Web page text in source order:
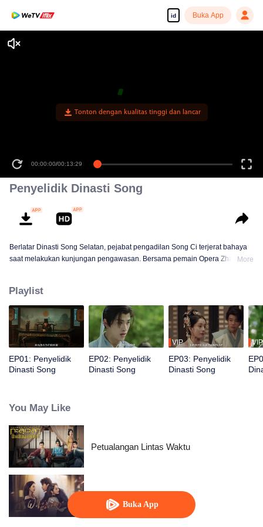
id Buka App
Buka App
Tonton dengan kualitas tinggi dan lancar
00:00:00/00:13:29
Penyelidik Dinasti Song
Berlatar Dinasti Song Selatan, pejabat pengadilan Song Ci terjerat bahaya
saat melakukan kunjungan pengawasan. Bersama pemain Opera Zhao
forensik untuk menegakkan keadilan.
More
Playlist
EP01: Penyelidik
Dinasti Song
EP02: Penyelidik
Dinasti Song
VIP
EP03: Penyelidik
Dinasti Song
VIP
You May Like
Petualangan Lintas Waktu